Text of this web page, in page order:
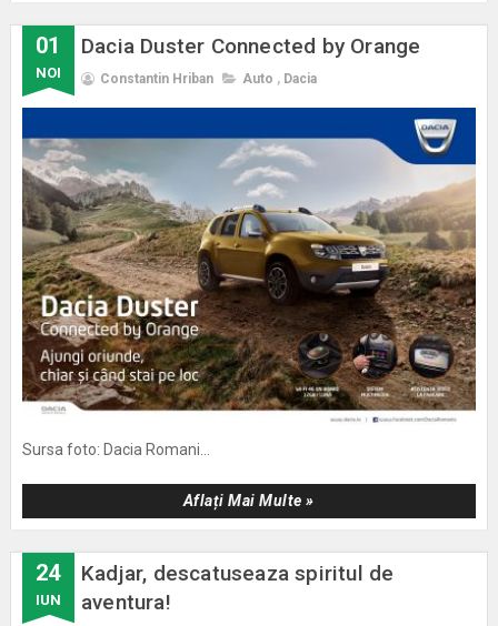
01
NOI
Dacia Duster Connected by Orange
Constantin Hriban Auto , Dacia
Sursa foto: Dacia Romani...
Aflați Mai Multe »
24
IUN
Kadjar, descatuseaza spiritul de
aventura!